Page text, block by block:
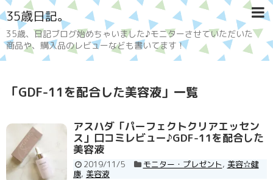
35歳日記。
35歳、日記ブログ始めちゃいました♪モニターさせていただいた
商品や、購入品のレビューなども書いてます！
「GDF-11を配合した美容液 」 一覧
アスハダ「パーフェクトクリアエッセン
ス」口コミレビュー♪GDF-11を配合した
美容液
2019/11/5 モニター・プレゼント, 美容☆健
康, 美容液